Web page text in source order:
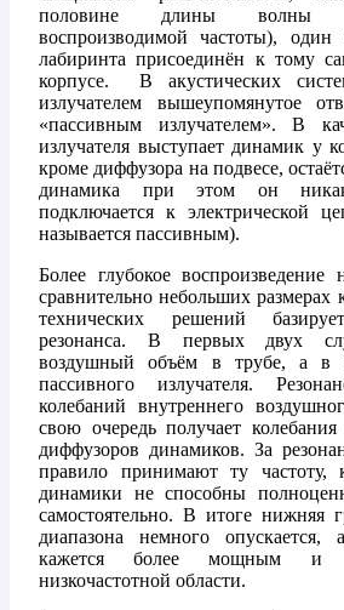
половине длины волны
воспроизводимой частоты),
лабиринта присоединён к тому
корпусе. В акустических
излучателем вышеупомянутое
«пассивным излучателем». В
излучателя выступает динамик у
кроме диффузора на подвесе,
динамика при этом он
подключается к электрической
называется пассивным).
Более глубокое воспроизведение
сравнительно небольших размерах
технических решений
резонанса. В первых двух
воздушный объём в трубе, а в
пассивного излучателя.
колебаний внутреннего
свою очередь получает
диффузоров динамиков. За
правило принимают ту частоту,
динамики не способны
самостоятельно. В итоге нижняя
диапазона немного опускается,
кажется более мощным и
низкочастотной области.